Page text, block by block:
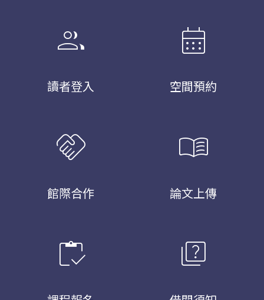
group
讀者登入
calendar_month
空間預約
handshake
館際合作
menu_book
論文上傳
inventory quiz